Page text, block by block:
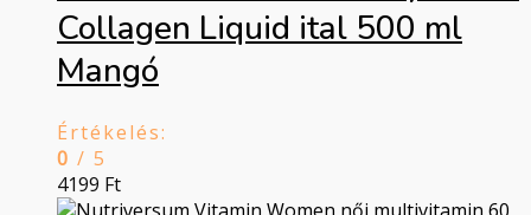
Collagen Liquid ital 500 ml
Mangó
Értékelés:
0 / 5
4199 Ft